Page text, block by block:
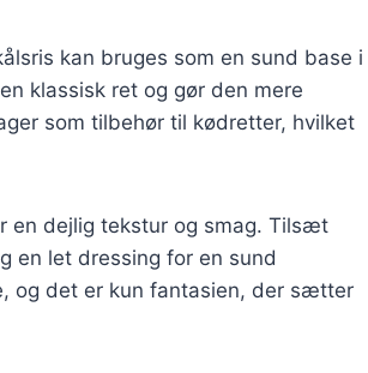
kan bruges som en sund base i
klassisk ret og gør den mere
som tilbehør til kødretter, hvilket
en dejlig tekstur og smag. Tilsæt
en let dressing for en sund
og det er kun fantasien, der sætter